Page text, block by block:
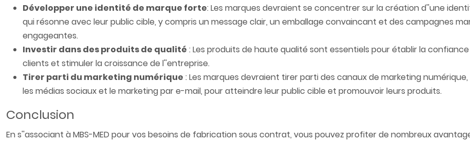
Développer une identité de marque forte: Les marques devraient se concentrer sur la création d''une
qui résonne avec leur public cible, y compris un message clair, un emballage convaincant et des campagnes
engageantes.
Investir dans des produits de qualité : Les produits de haute qualité sont essentiels pour établir la
clients et stimuler la croissance de l''entreprise.
Tirer parti du marketing numérique : Les marques devraient tirer parti des canaux de marketing
les médias sociaux et le marketing par e-mail, pour atteindre leur public cible et promouvoir leurs produits.
Conclusion
En s''associant à MBS-MED pour vos besoins de fabrication sous contrat, vous pouvez profiter de nombreux